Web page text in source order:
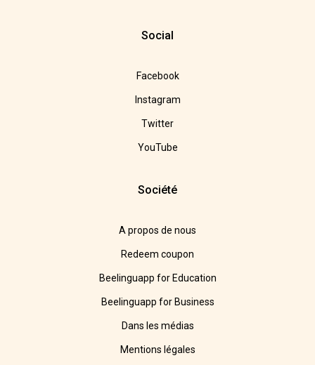
Social
Facebook
Instagram
Twitter
YouTube
Société
A propos de nous
Redeem coupon
Beelinguapp for Education
Beelinguapp for Business
Dans les médias
Mentions légales